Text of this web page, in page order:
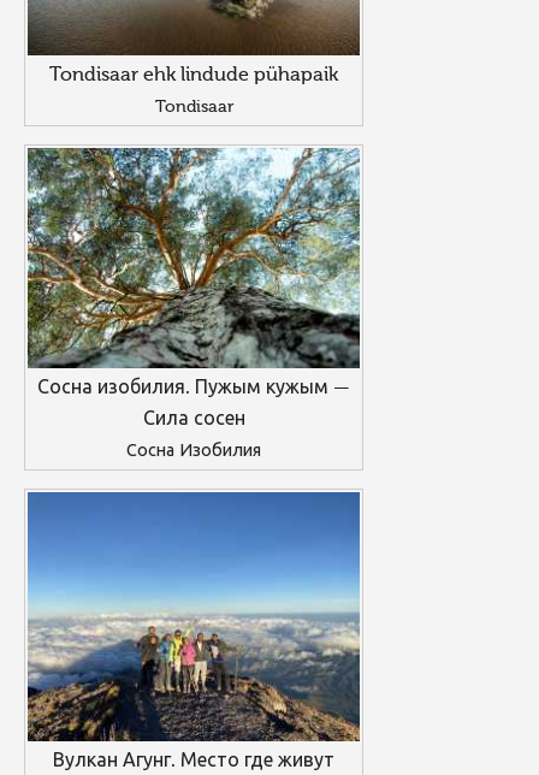
Tondisaar ehk lindude pühapaik
Tondisaar
Сосна изобилия. Пужым кужым —
Сила сосен
Сосна Изобилия
Вулкан Агунг. Место где живут